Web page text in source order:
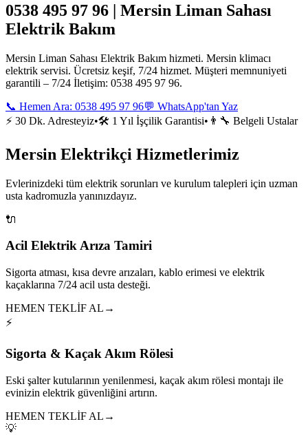
0538 495 97 96 | Mersin Liman Sahası
Elektrik Bakım
Mersin Liman Sahası Elektrik Bakım hizmeti. Mersin klimacı
elektrik servisi. Ücretsiz keşif, 7/24 hizmet. Müşteri memnuniyeti
garantili – 7/24 İletişim: 0538 495 97 96.
📞 Hemen Ara: 0538 495 97 96💬 WhatsApp'tan Yaz
⚡ 30 Dk. Adresteyiz•🛠️ 1 Yıl İşçilik Garantisi• 👨‍🔧 Belgeli Ustalar
Mersin Elektrikçi Hizmetlerimiz
Evlerinizdeki tüm elektrik sorunları ve kurulum talepleri için uzman
usta kadromuzla yanınızdayız.
🔌
Acil Elektrik Arıza Tamiri
Sigorta atması, kısa devre arızaları, kablo erimesi ve elektrik
kaçaklarına 7/24 acil usta desteği.
HEMEN TEKLİF AL →
⚡
Sigorta & Kaçak Akım Rölesi
Eski şalter kutularının yenilenmesi, kaçak akım rölesi montajı ile
evinizin elektrik güvenliğini artırın.
HEMEN TEKLİF AL →
💡